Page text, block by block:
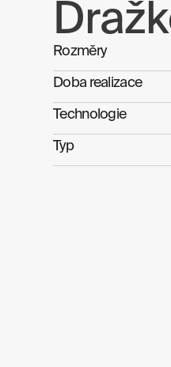
Rozměry
Doba realizace
Technologie
Typ